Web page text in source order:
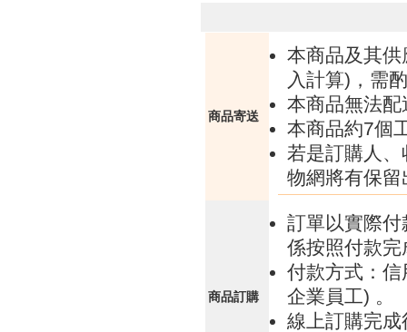
商品寄送
本商品及其
入計算)，需
本商品無法配
本商品約7個
若是訂購人
物網將有保
商品訂購
訂單以實際
係按照付款
付款方式：
企業員工) 。
線上訂購完